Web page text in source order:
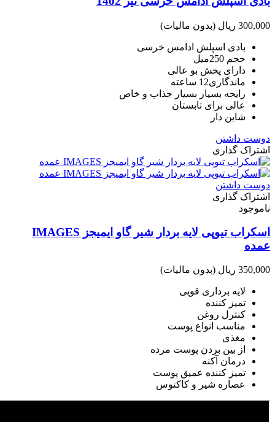
300,000 ریال (بدون مالیات)
بادی اسپلش ادامس خرسی
حجم 250میل
دارای پخش بو عالی
ماندگاری12 ساعته
رایحه بسیار بسیار جذاب و خاص
عالی برای تابستان
شاین دار
دوست داشتن
اشتراک گذاری
دوست داشتن
اشتراک گذاری
ناموجود
اسکراب تیوپی لایه بردار شیر گاو ایمیجز IMAGES
عمده
350,000 ریال (بدون مالیات)
لایه برداری قویی
تمیز کننده
کنترل روغن
مناسب انواع پوست
مغذی
از بین بردن پوست مرده
درمان آکنه
تمیز کننده عمیق پوست
عصاره شیر و کاکتوس